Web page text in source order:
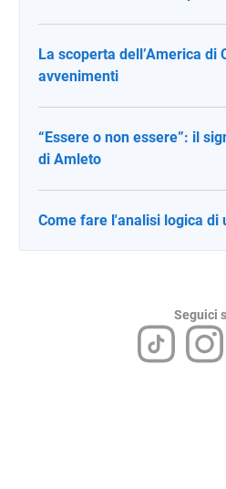
La scoperta dell’America di
avvenimenti
“Essere o non essere”: il
di Amleto
Come fare l'analisi logica di
Seguici